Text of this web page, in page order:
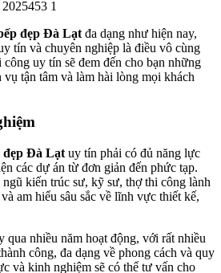
đẹp Đà Lạt đa dạng như hiện nay,
tín và chuyên nghiệp là điều vô cùng
uy tín sẽ đem đến cho bạn những
tận tâm và làm hài lòng mọi khách
đẹp Đà Lạt uy tín phải có đủ năng lực
các dự án từ đơn giản đến phức tạp.
kiến trúc sư, kỹ sư, thợ thi công lành
am hiểu sâu sắc về lĩnh vực thiết kế,
nhiều năm hoạt động, với rất nhiều
công, đa dạng về phong cách và quy
và kinh nghiệm sẽ có thể tư vấn cho